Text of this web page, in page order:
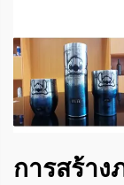
การสร้า